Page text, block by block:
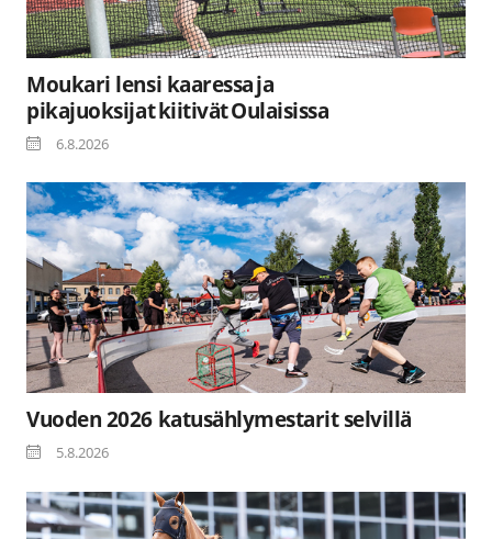
Moukari lensi kaaressa ja
pikajuoksijat kiitivät Oulaisissa
6.8.2026
Vuoden 2026 katusählymestarit selvillä
5.8.2026